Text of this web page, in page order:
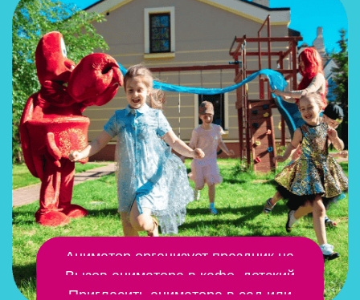
Аниматор организует праздник на
природе
Вызов аниматора в кафе, детский
центр
Пригласить аниматора в сад или